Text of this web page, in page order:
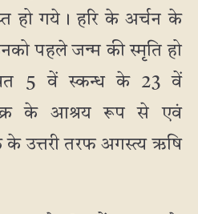
हो गये। हरि के अर्चन के
पहले जन्म की स्मृति हो
5 वें स्कन्ध के 23 वें
के आश्रय रूप से एवं
के उत्तरी तरफ अगस्त्य ऋषि